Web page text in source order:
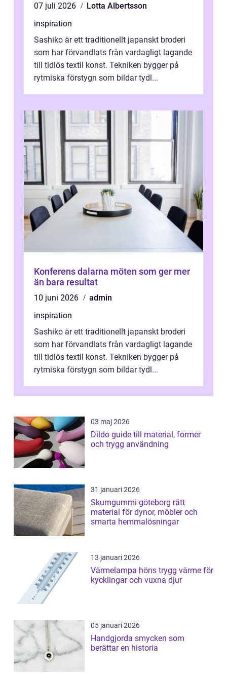
07 juli 2026
Lotta Albertsson
inspiration
Sashiko är ett traditionellt japanskt broderi
som har förvandlats från vardagligt lagande
till tidlös textil konst. Tekniken bygger på
rytmiska förstygn som bildar tydl...
Konferens dalarna möten som ger mer
än bara resultat
10 juni 2026
admin
inspiration
Sashiko är ett traditionellt japanskt broderi
som har förvandlats från vardagligt lagande
till tidlös textil konst. Tekniken bygger på
rytmiska förstygn som bildar tydl...
03 maj 2026
Dildo guide till material, former
och trygg användning
31 januari 2026
Skumgummi göteborg rätt
material för dynor, möbler och
smarta hemmalösningar
13 januari 2026
Värmelampa höns trygg värme för
kycklingar och vuxna djur
05 januari 2026
Handgjorda smycken som
berättar en historia